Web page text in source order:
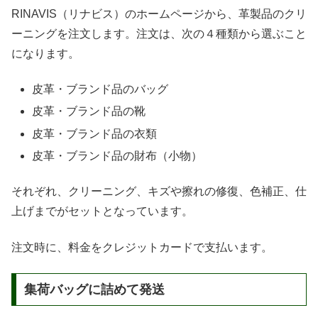
RINAVIS（リナビス）のホームページから、革製品のクリ
ーニングを注文します。注文は、次の４種類から選ぶこと
になります。
皮革・ブランド品のバッグ
皮革・ブランド品の靴
皮革・ブランド品の衣類
皮革・ブランド品の財布（小物）
それぞれ、クリーニング、キズや擦れの修復、色補正、仕
上げまでがセットとなっています。
注文時に、料金をクレジットカードで支払います。
集荷バッグに詰めて発送